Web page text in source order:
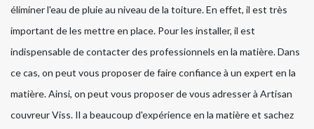
éliminer l'eau de pluie au niveau de la toiture. En effet, il est très
important de les mettre en place. Pour les installer, il est
indispensable de contacter des professionnels en la matière. Dans
ce cas, on peut vous proposer de faire confiance à un expert en la
matière. Ainsi, on peut vous proposer de vous adresser à Artisan
couvreur Viss. Il a beaucoup d'expérience en la matière et sachez